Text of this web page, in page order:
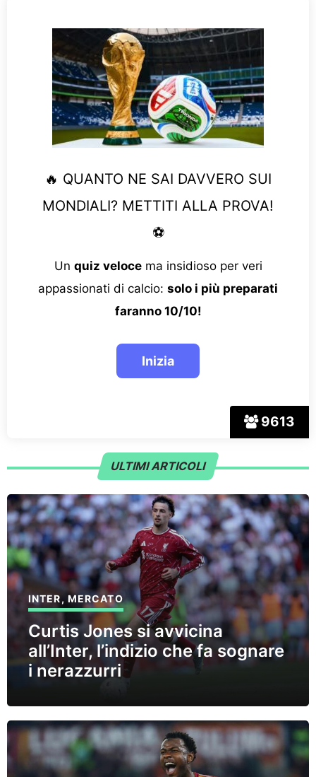
9613
🔥 QUANTO NE SAI DAVVERO SUI
MONDIALI? METTITI ALLA PROVA!
⚽
Un quiz velocema insidioso per veri
appassionati di calcio: solo i più preparati
faranno 10/10!
ULTIMI ARTICOLI
INTER, MERCATO
Curtis Jones si avvicina
all’Inter, l’indizio che fa sognare
i nerazzurri